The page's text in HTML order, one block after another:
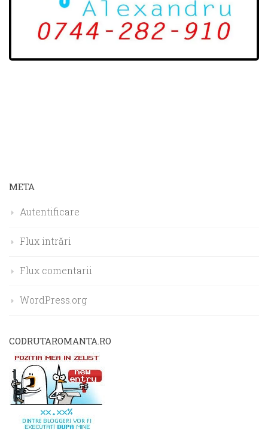
META
Autentificare
Flux intrări
Flux comentarii
WordPress.org
CODRUTAROMANTA.RO